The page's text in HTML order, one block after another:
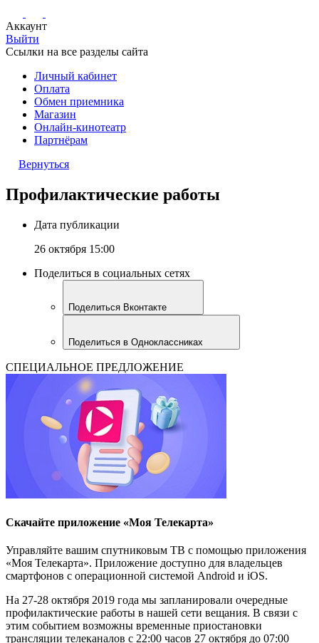
Аккаунт
Выйти
Ссылки на все разделы сайта
Личный кабинет
Оплата
Обмен приемника
Магазин
Онлайн-кинотеатр
Партнёрам
Вернуться
Профилактические работы
Дата публикации
26 октября 15:00
Поделиться в социальных сетях
Поделиться Вконтакте
Поделиться в Одноклассниках
СПЕЦИАЛЬНОЕ ПРЕДЛОЖЕНИЕ
Скачайте приложение «Моя Телекарта»
Управляйте вашим спутниковым ТВ с помощью приложения
«Моя Телекарта». Приложение доступно для владельцев
смартфонов с операционной системой Android и iOS.
На 27-28 октября 2019 года мы запланировали очередные
профилактические работы в нашей сети вещания. В связи с
этим событием возможны временные приостановки
трансляции телеканалов с 22:00 часов 27 октября до 07:00